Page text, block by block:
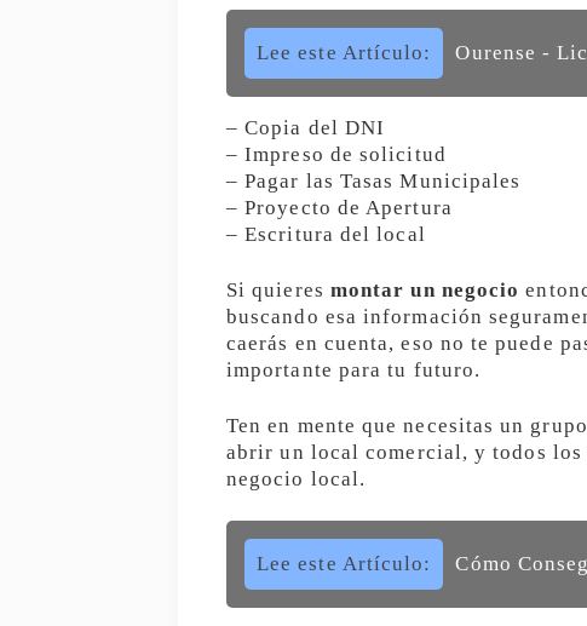
Lee este Artículo: Ourense -
– Copia del DNI
– Impreso de solicitud
– Pagar las Tasas Municipales
– Proyecto de Apertura
– Escritura del local
Si quieres montar un negocio
buscando esa información
caerás en cuenta, eso no te puede
importante para tu futuro.
Ten en mente que necesitas un
abrir un local comercial, y todos los
negocio local.
Lee este Artículo: Cómo